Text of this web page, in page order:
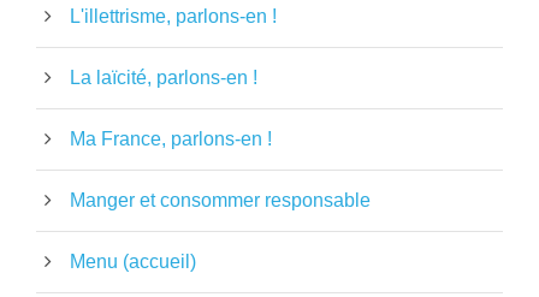
L'illettrisme, parlons-en !
La laïcité, parlons-en !
Ma France, parlons-en !
Manger et consommer responsable
Menu (accueil)